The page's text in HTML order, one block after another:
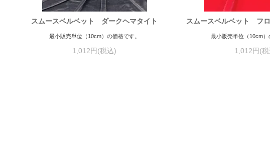
スムースベルベット ダークヘマタイト
最小販売単位（10cm）の価格です。
1,012円(税込)
スムースベルベット フ
最小販売単位（10cm）
1,012円(